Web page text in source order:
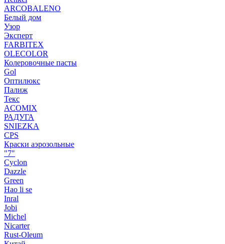
ARCOBALENO
Белый дом
Узор
Эксперт
FARBITEX
OLECOLOR
Колеровочные пасты
Gol
Оптилюкс
Палиж
Текс
ACOMIX
РАДУГА
SNIEZKA
CPS
Краски аэрозольные
"7"
Cyclon
Dazzle
Green
Hao li se
Inral
Jobi
Michel
Nicarter
Rust-Oleum